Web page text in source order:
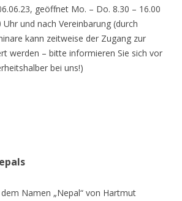
geöffnet Mo. – Do. 8.30 – 16.00
Uhr und nach Vereinbarung (durch
kann zeitweise der Zugang zur
werden – bitte informieren Sie sich vor
bei uns!)
Namen „Nepal“ von Hartmut